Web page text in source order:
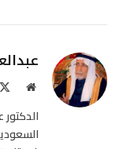
موقع
الدكتور